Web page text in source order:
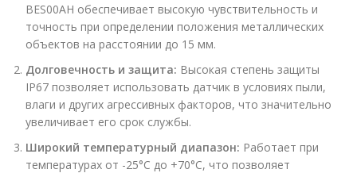
BES00AH обеспечивает высокую чувствительность и
точность при определении положения металлических
объектов на расстоянии до 15 мм.
Долговечность и защита: Высокая степень защиты
IP67 позволяет использовать датчик в условиях пыли,
влаги и других агрессивных факторов, что значительно
увеличивает его срок службы.
Широкий температурный диапазон: Работает при
температурах от -25°C до +70°C, что позволяет